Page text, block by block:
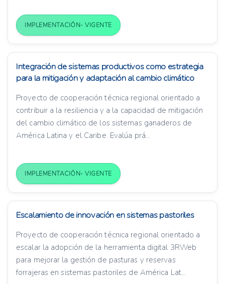
IMPLEMENTACIÓN- VIGENTE
Integración de sistemas productivos como estrategia
para la mitigación y adaptación al cambio climático
Proyecto de cooperación técnica regional orientado a
contribuir a la resiliencia y a la capacidad de mitigación
del cambio climático de los sistemas ganaderos de
América Latina y el Caribe. Evalúa prá...
IMPLEMENTACIÓN- VIGENTE
Escalamiento de innovación en sistemas pastoriles
Proyecto de cooperación técnica regional orientado a
escalar la adopción de la herramienta digital 3RWeb
para mejorar la gestión de pasturas y reservas
forrajeras en sistemas pastoriles de América Lat...